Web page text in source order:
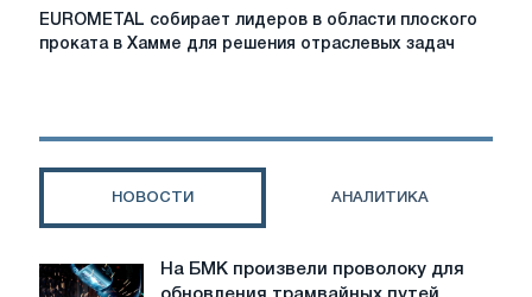
EUROMETAL
плоского
отраслевых
EUROMETAL собирает лидеров в области плоского
проката в Хамме для решения отраслевых задач
НОВОСТИ АНАЛИТИКА
На
На БМК произвели проволоку для